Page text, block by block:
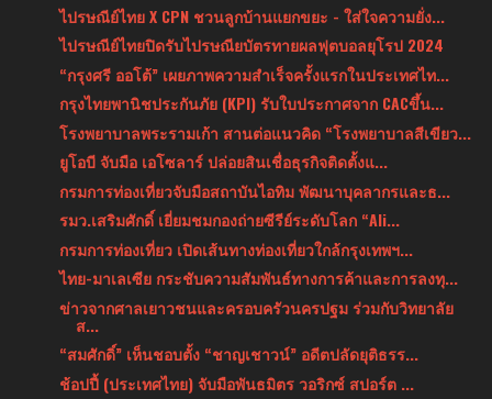
ไปรษณีย์ไทย X CPN ชวนลูกบ้านแยกขยะ - ใส่ใจความยั่ง...
ไปรษณีย์ไทยปิดรับไปรษณียบัตรทายผลฟุตบอลยุโรป 2024
“กรุงศรี ออโต้” เผยภาพความสำเร็จครั้งแรกในประเทศไท...
กรุงไทยพานิชประกันภัย (KPI) รับใบประกาศจาก CACขึ้น...
โรงพยาบาลพระรามเก้า สานต่อแนวคิด “โรงพยาบาลสีเขียว...
ยูโอบี จับมือ เอโซลาร์ ปล่อยสินเชื่อธุรกิจติดตั้งแ...
กรมการท่องเที่ยวจับมือสถาบันไอทิม พัฒนาบุคลากรและธ...
รมว.เสริมศักดิ์ เยี่ยมชมกองถ่ายซีรีย์ระดับโลก “Ali...
กรมการท่องเที่ยว เปิดเส้นทางท่องเที่ยวใกล้กรุงเทพฯ...
ไทย-มาเลเซีย กระชับความสัมพันธ์ทางการค้าและการลงทุ...
ข่าวจากศาลเยาวชนและครอบครัวนครปฐม ร่วมกับวิทยาลัย
ส...
“สมศักดิ์” เห็นชอบตั้ง “ชาญเชาวน์” อดีตปลัดยุติธรร...
ช้อปปี้ (ประเทศไทย) จับมือพันธมิตร วอริกซ์ สปอร์ต ...